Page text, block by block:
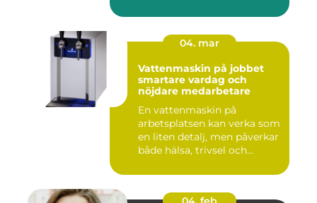
04. mar
Vattenmaskin på jobbet
smartare vardag och
nöjdare medarbetare
En vattenmaskin på
arbetsplatsen kan verka som
en liten detalj, men påverkar
både hälsa, trivsel och...